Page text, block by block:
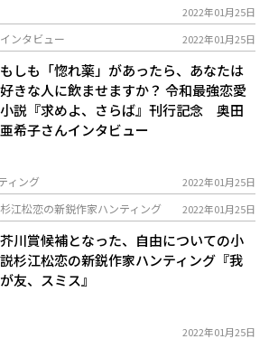
2022年01月25日
インタビュー 2022年01月25日
もしも「惚れ薬」があったら、あなたは
好きな人に飲ませますか？ 令和最強恋愛
小説『求めよ、さらば』刊行記念 奥田
亜希子さんインタビュー
ィング 2022年01月25日
杉江松恋の新鋭作家ハンティング 2022年01月25日
芥川賞候補となった、自由についての小
説――杉江松恋の新鋭作家ハンティング『我
が友、スミス』
2022年01月25日